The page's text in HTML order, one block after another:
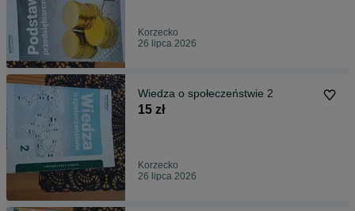
Korzecko
26 lipca 2026
Wiedza o społeczeństwie 2
15 zł
Korzecko
26 lipca 2026